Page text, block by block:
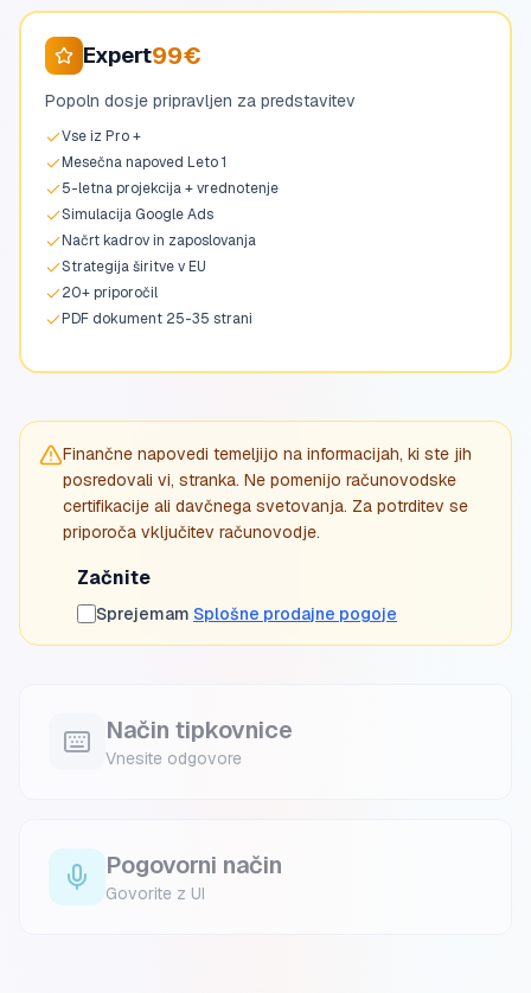
Expert99€
Popoln dosje pripravljen za predstavitev
Vse iz Pro +
Mesečna napoved Leto 1
5-letna projekcija + vrednotenje
Simulacija Google Ads
Načrt kadrov in zaposlovanja
Strategija širitve v EU
20+ priporočil
PDF dokument 25-35 strani
Finančne napovedi temeljijo na informacijah, ki ste jih
posredovali vi, stranka. Ne pomenijo računovodske
certifikacije ali davčnega svetovanja. Za potrditev se
priporoča vključitev računovodje.
Začnite
Sprejemam Splošne prodajne pogoje
Način tipkovnice
Vnesite odgovore
Pogovorni način
Govorite z UI